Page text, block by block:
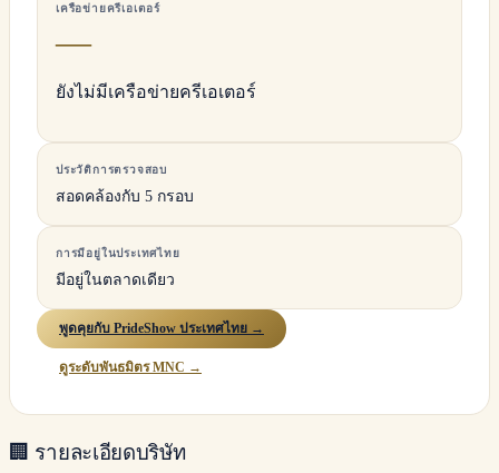
เครือข่ายครีเอเตอร์
—
ยังไม่มีเครือข่ายครีเอเตอร์
ประวัติการตรวจสอบ
สอดคล้องกับ 5 กรอบ
การมีอยู่ในประเทศไทย
มีอยู่ในตลาดเดียว
พูดคุยกับ PrideShow ประเทศไทย →
ดูระดับพันธมิตร MNC →
🏢 รายละเอียดบริษัท